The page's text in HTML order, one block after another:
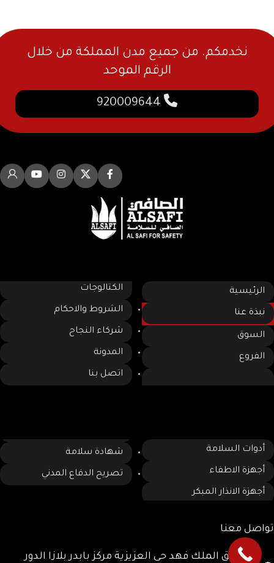
نخدمكم. من جميع مدن المملكة من خلال
الرقم الموحد
الرئيسية
نبذة عنا
السوق
الفروع
الكتالوجات
الشروط والاحكام
شركاء النجاح
المدونة
اتصل بنا
أدوات السلامة
أجهزة الاطفاء
أجهزة الانذار المبكر
شهادة سلامة
تصريح الدفاع المدني
تواصل معنا
48 طريق الملك فهد حى العزيزية مركز بابدر بلازا الدور